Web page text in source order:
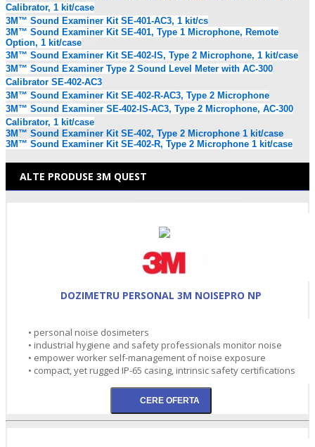
Calibrator, 1 kit/case
3M™ Sound Examiner Kit SE-401-AC3, 1 kit/cs
3M™ Sound Examiner Kit SE-401, Type 1 Microphone, Remote
Option, 1 kit/case
3M™ Sound Examiner Kit SE-402-IS, Type 2 Microphone, 1 kit/case
3M™ Sound Examiner Type 2 Sound Level Meter with AC-300
Calibrator SE-402-AC3
3M™ Sound Examiner Kit SE-402-R-AC3, Type 2 Microphone
3M™ Sound Examiner SE-402-IS-AC3, Type 2 Microphone, AC-300
Calibrator, 1 kit/case
3M™ Sound Examiner Kit SE-402, Type 2 Microphone 1 kit/case
3M™ Sound Examiner Kit SE-402-R, Type 2 Microphone 1 kit/case
ALTE PRODUSE 3M QUEST
DOZIMETRU PERSONAL 3M NOISEPRO NP
• personal noise dosimeters
• industrial hygiene and safety professionals monitor noise
• empower worker self-management of noise exposure
• compact, yet rugged IP-65 casing, intrinsic safety certifications